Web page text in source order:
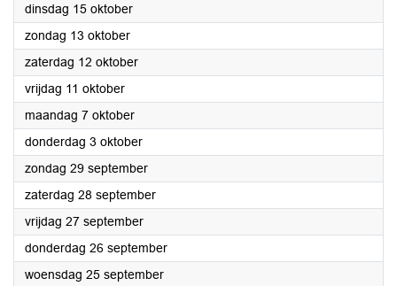
dinsdag 15 oktober2024
zondag 13 oktober2024
zaterdag 12 oktober2024
vrijdag 11 oktober2024
maandag 7 oktober2024
donderdag 3 oktober2024
zondag 29 september2024
zaterdag 28 september2024
vrijdag 27 september2024
donderdag 26 september2024
woensdag 25 september2024